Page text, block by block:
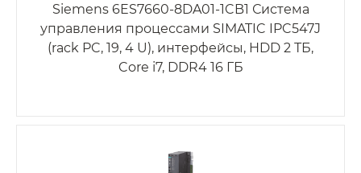
Siemens 6ES7660-8DA01-1CB1 Система
управления процессами SIMATIC IPC547J
(rack PC, 19, 4 U), интерфейсы, HDD 2 ТБ,
Core i7, DDR4 16 ГБ